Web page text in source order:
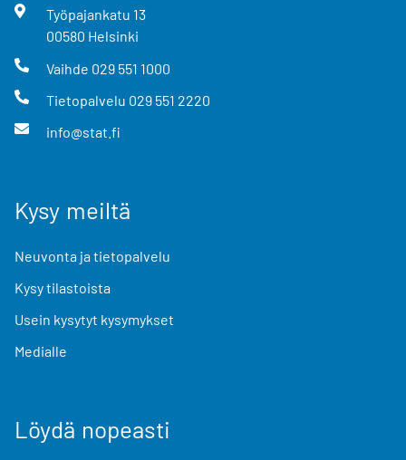
Työpajankatu 13
00580 Helsinki
Vaihde 029 551 1000
Tietopalvelu 029 551 2220
info@stat.fi
Kysy meiltä
Neuvonta ja tietopalvelu
Kysy tilastoista
Usein kysytyt kysymykset
Medialle
Löydä nopeasti